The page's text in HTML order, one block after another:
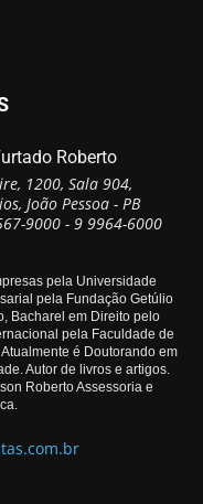
Roberto
1200, Sala 904,
João Pessoa - PB
9000 - 9 9964-6000
pela Universidade
pela Fundação Getúlio
Bacharel em Direito pelo
pela Faculdade de
é Doutorando em
Autor de livros e artigos.
Roberto Assessoria e